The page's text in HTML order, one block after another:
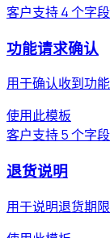
客户支持4 个字段
功能请求确认
用于确认收到功
使用此模板
客户支持5 个字段
退货说明
用于说明退货期